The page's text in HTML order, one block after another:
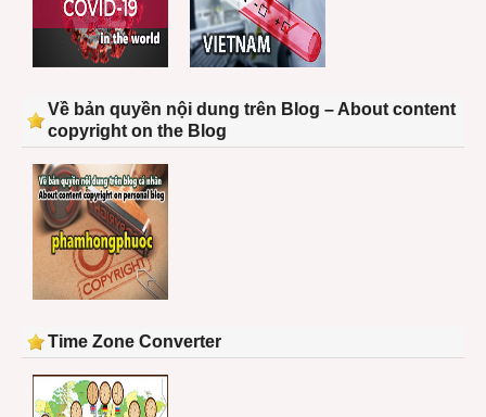
Về bản quyền nội dung trên Blog – About content
copyright on the Blog
Time Zone Converter